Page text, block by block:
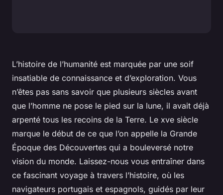
L’histoire de l’humanité est marquée par une soif
insatiable de connaissance et d’exploration. Vous
n’êtes pas sans savoir que plusieurs siècles avant
que l’homme ne pose le pied sur la lune, il avait déjà
arpenté tous les recoins de la Terre. Le xve siècle
marque le début de ce que l’on appelle la Grande
Époque des Découvertes qui a bouleversé notre
vision du monde. Laissez-nous vous entraîner dans
ce fascinant voyage à travers l’histoire, où les
navigateurs portugais et espagnols, guidés par leur